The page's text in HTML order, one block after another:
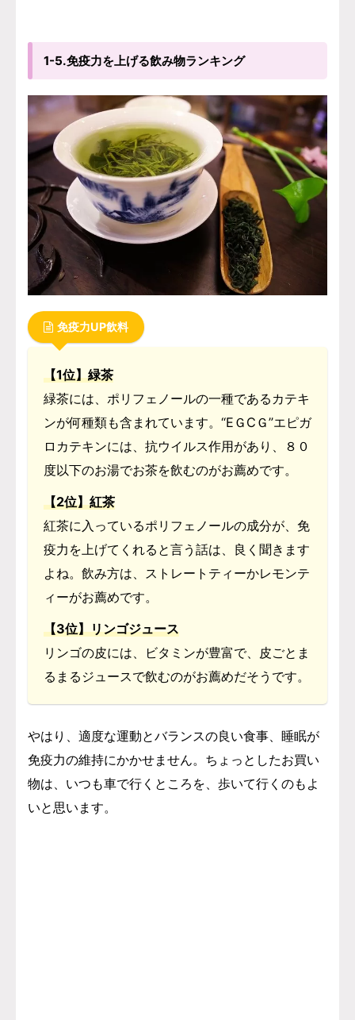
1-5.免疫力を上げる飲み物ランキング
免疫力UP飲料
【1位】緑茶
緑茶には、ポリフェノールの一種であるカテキ
ンが何種類も含まれています。“EＧⅭＧ”エピガ
ロカテキンには、抗ウイルス作用があり、
８０
度以下のお湯でお茶を飲むのがお薦めです。
【2位】紅茶
紅茶に入っているポリフェノールの成分が、免
疫力を上げてくれると言う話は、良く聞きます
よね。 飲み方は、ストレートティーかレモンテ
ィーがお薦めです。
【3位】リンゴジュース
リンゴの皮には、ビタミンが豊富で、皮ごとま
るまるジュースで飲むのがお薦めだそうです。
やはり、適度な運動とバランスの良い食事、睡眠が
免疫力の維持にかかせません。ちょっとしたお買い
物は、いつも車で行くところを、歩いて行くのもよ
いと思います。